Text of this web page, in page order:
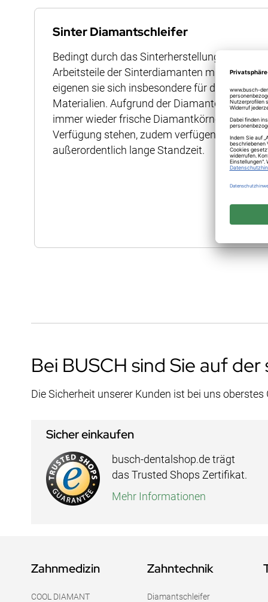
Anfang
springen
Sinter Diamantschleifer
Bedingt durch das
Arbeitsteile der Sinterdiamanten mit
eigenen sie sich insbesondere für das
Materialien. Aufgrund der
immer wieder frische Diamantkörner auf der
Verfügung stehen, zudem verfügen die
außerordentlich lange Standzeit.
Bei BUSCH sind Sie auf
Die Sicherheit unserer Kunden ist bei uns
Sicher einkaufen
busch-dentalshop.de trägt
das Trusted Shops Zertifikat.
Mehr Informationen
Zahnmedizin
COOL DIAMANT
Zahntechnik
Diamantschleifer